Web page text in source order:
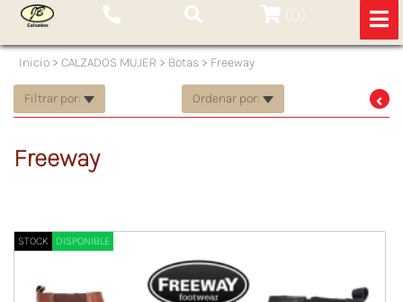
(0)
Inicio > CALZADOS MUJER > Botas > Freeway
Filtrar por: Ordenar por:
Freeway
STOCK DISPONIBLE